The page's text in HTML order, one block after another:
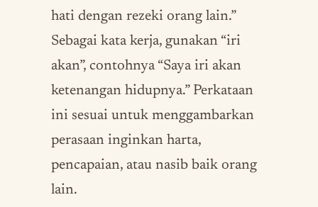
hati dengan rezeki orang lain.”
Sebagai kata kerja, gunakan “iri
akan”, contohnya “Saya iri akan
ketenangan hidupnya.” Perkataan
ini sesuai untuk menggambarkan
perasaan inginkan harta,
pencapaian, atau nasib baik orang
lain.